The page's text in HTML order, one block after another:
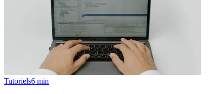
Tutoriels6 min